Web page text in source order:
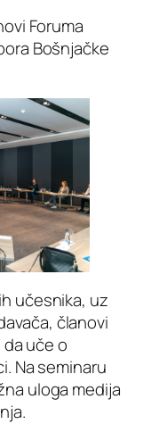
Foruma
Bošnjačke
učesnika, uz
članovi
da uče o
Na seminaru
uloga medija